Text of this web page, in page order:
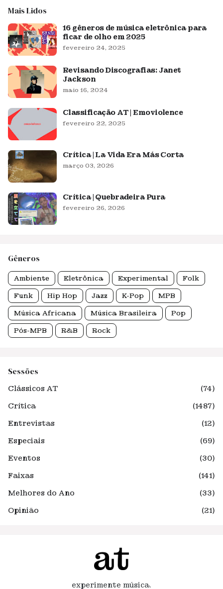
Mais Lidos
16 gêneros de música eletrônica para
ficar de olho em 2025
fevereiro 24, 2025
Revisando Discografias: Janet
Jackson
maio 16, 2024
Classificação AT | Emoviolence
fevereiro 22, 2025
Crítica | La Vida Era Más Corta
março 03, 2026
Crítica | Quebradeira Pura
fevereiro 26, 2026
Gêneros
Ambiente Eletrônica Experimental Folk
Funk Hip Hop Jazz K-Pop MPB
Música Africana Música Brasileira Pop
Pós-MPB R&B Rock
Sessões
Clássicos AT
(74)
Crítica
(1487)
Entrevistas
(12)
Especiais
(69)
Eventos
(30)
Faixas
(141)
Melhores do Ano
(33)
Opinião
(21)
experimente música.